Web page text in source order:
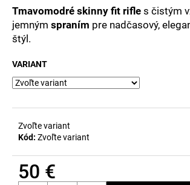
hviezdičiek.
Tmavomodré skinny fit rifle s čistým
jemným spraním pre nadčasový,
štýl.
VARIANT
Zvoľte variant
Kód: Zvoľte variant
50 €
ú
č
a
m
e